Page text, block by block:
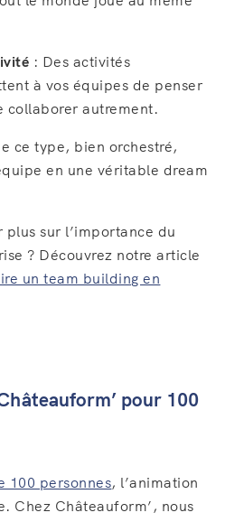
: Des activités
à vos équipes de penser
collaborer autrement.
ce type, bien orchestré,
en une véritable dream
plus sur l’importance du
? Découvrez notre article
un team building en
pour 100
100 personnes, l’animation
Chez Châteauform’, nous